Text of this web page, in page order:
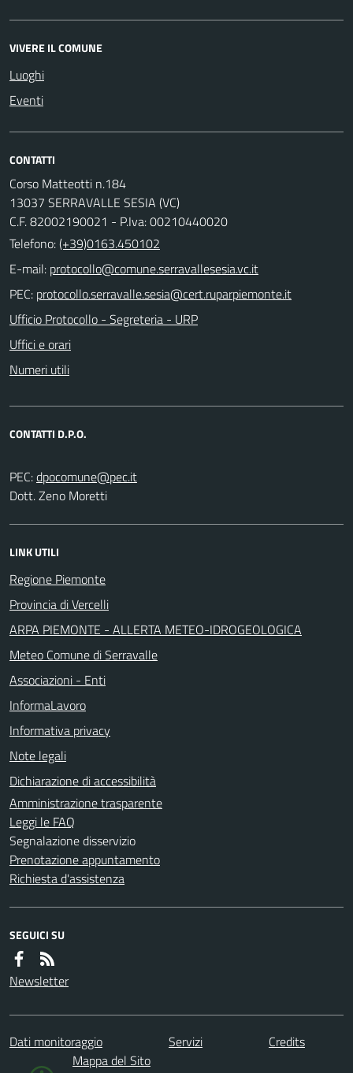
VIVERE IL COMUNE
Luoghi
Eventi
CONTATTI
Corso Matteotti n.184
13037 SERRAVALLE SESIA (VC)
C.F. 82002190021 - P.Iva: 00210440020
Telefono:(+39)0163.450102
E-mail:
PEC:
Ufficio Protocollo - Segreteria - URP
Uffici e orari
Numeri utili
CONTATTI D.P.O.
PEC:
Dott. Zeno Moretti
LINK UTILI
Regione Piemonte
Provincia di Vercelli
ARPA PIEMONTE - ALLERTA METEO-IDROGEOLOGICA
Meteo Comune di Serravalle
Associazioni - Enti
InformaLavoro
Informativa privacy
Note legali
Dichiarazione di accessibilità
Amministrazione trasparente
Leggi le FAQ
Segnalazione disservizio
Prenotazione appuntamento
Richiesta d'assistenza
SEGUICI SU
Newsletter
Dati monitoraggio Servizi
Credits
Mappa del Sito